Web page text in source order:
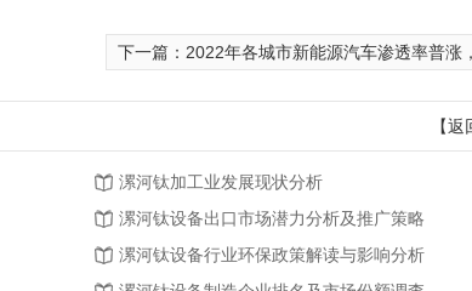
下一篇： 2022年各城市新能源汽车渗透率普涨，长沙销量
【
漯河钛加工业发展现状分析
漯河钛设备出口市场潜力分析及推广策略
漯河钛设备行业环保政策解读与影响分析